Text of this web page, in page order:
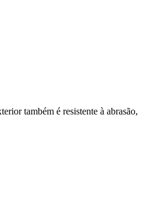
também é resistente à abrasão,